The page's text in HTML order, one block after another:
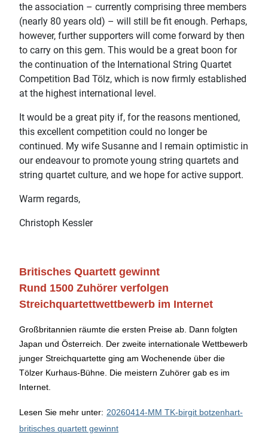
the association – currently comprising three members
(nearly 80 years old) – will still be fit enough. Perhaps,
however, further supporters will come forward by then
to carry on this gem. This would be a great boon for
the continuation of the International String Quartet
Competition Bad Tölz, which is now firmly established
at the highest international level.
It would be a great pity if, for the reasons mentioned,
this excellent competition could no longer be
continued. My wife Susanne and I remain optimistic in
our endeavour to promote young string quartets and
string quartet culture, and we hope for active support.
Warm regards,
Christoph Kessler
Britisches Quartett gewinnt
Rund 1500 Zuhörer verfolgen
Streichquartettwettbewerb im Internet
Großbritannien räumte die ersten Preise ab. Dann folgten
Japan und Österreich. Der zweite internationale Wettbewerb
junger Streichquartette ging am Wochenende über die
Tölzer Kurhaus-Bühne. Die meistern Zuhörer gab es im
Internet.
Lesen Sie mehr unter: 20260414-MM TK-birgit botzenhart-
britisches quartett gewinnt